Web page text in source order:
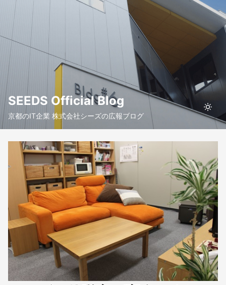
SEEDS Official Blog
京都のIT企業 株式会社シーズの広報ブログ